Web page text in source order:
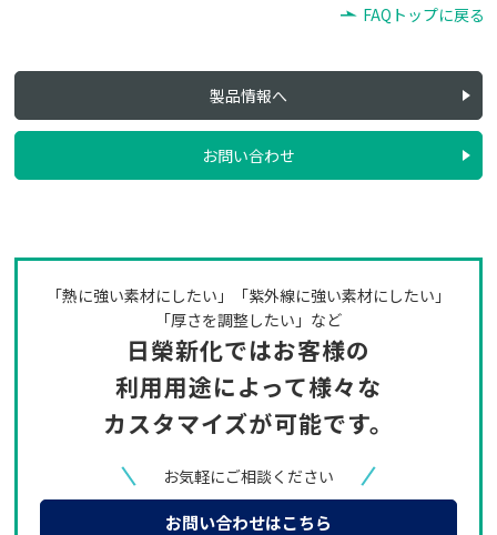
FAQトップに戻る
製品情報へ
お問い合わせ
「熱に強い素材にしたい」「紫外線に強い素材にしたい」
「厚さを調整したい」など
日榮新化ではお客様の
利用用途によって様々な
カスタマイズが可能です。
お気軽にご相談ください
お問い合わせはこちら